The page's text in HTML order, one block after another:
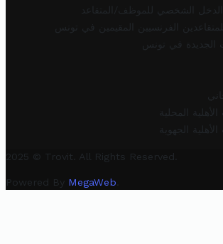
الشخصي للموظف/المتقاعد
الفرنسيين المقيمين في تونس
الجديدة في تونس
المحلية
الجهوية
2025 © Trovit. All Rights Reserved.
Powered By MegaWeb